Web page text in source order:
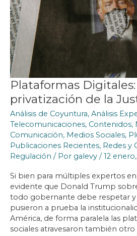
Plataformas Digitales:
privatización de la
Análisis de Coyuntura, Análisis
Telecomunicaciones, Contenidos,
Comunicación, Medios Sociales,
Publicaciones Recientes, Redes y
Regulación / Por galevy /12 enero,
Si bien para múltiples expertos
evidente que Donald Trump
todo gobernante debe respetar y
pusieron a prueba la
América, de forma paralela las
sociales atravesaron también